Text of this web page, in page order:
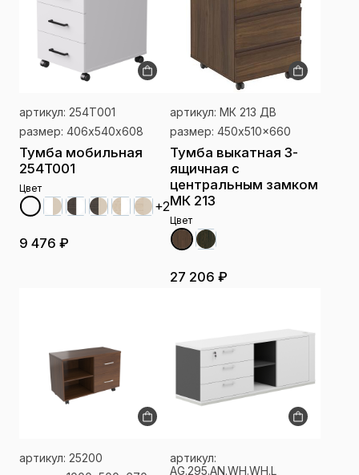
артикул: 254T001
размер: 406х540x608
Тумба мобильная
254T001
Цвет
+2
9 476 ₽
артикул: МК 213 ДВ
размер: 450x510x660
Тумба выкатная 3-
ящичная с
центральным замком
МК 213
Цвет
27 206 ₽
артикул: 25200
артикул:
AG.295.AN.WH.WH.L